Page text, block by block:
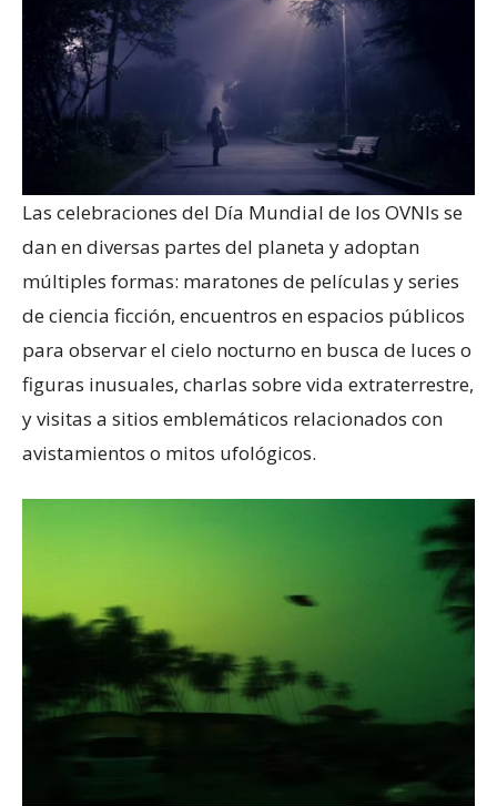
Las celebraciones del Día Mundial de los OVNIs se
dan en diversas partes del planeta y adoptan
múltiples formas: maratones de películas y series
de ciencia ficción, encuentros en espacios públicos
para observar el cielo nocturno en busca de luces o
figuras inusuales, charlas sobre vida extraterrestre,
y visitas a sitios emblemáticos relacionados con
avistamientos o mitos ufológicos.